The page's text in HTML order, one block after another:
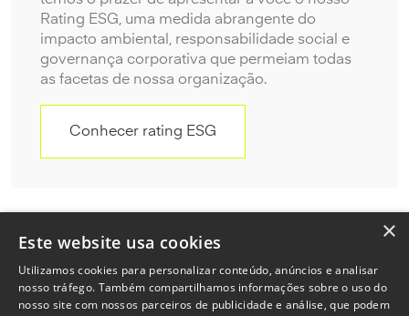
Rating ESG, uma medida abrangente do
impacto ambiental, responsabilidade social e
governança corporativa que permeiam todas
as facetas de nossa organização.
Conhecer rating ESG
×
Este website usa cookies
Utilizamos cookies para personalizar conteúdo, anúncios e analisar
nosso tráfego. Também compartilhamos informações sobre o uso do
nosso site com nossos parceiros de publicidade e análise, que podem